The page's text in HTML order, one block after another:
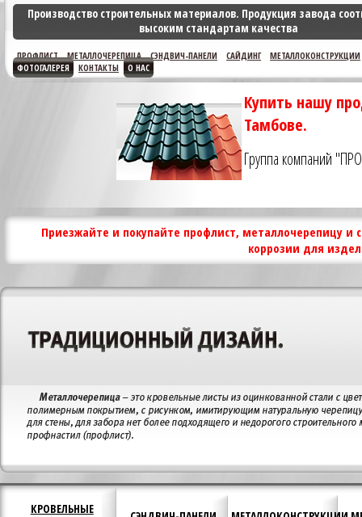
Производство строительных материалов. Продукция завода
высоким стандартам качества
ПРОФЛИСТ МЕТАЛЛОЧЕРЕПИЦА СЭНДВИЧ-ПАНЕЛИ САЙДИНГ
МЕТАЛЛОКОНСТРУКЦИИ
ФОТОГАЛЕРЕЯ
КОНТАКТЫ О НАС
Купить нашу
Тамбове.
Группа компаний
Приезжайте и покупайте профлист, металлочерепицу и
коррозии для
КРОВЕЛЬНЫЕ